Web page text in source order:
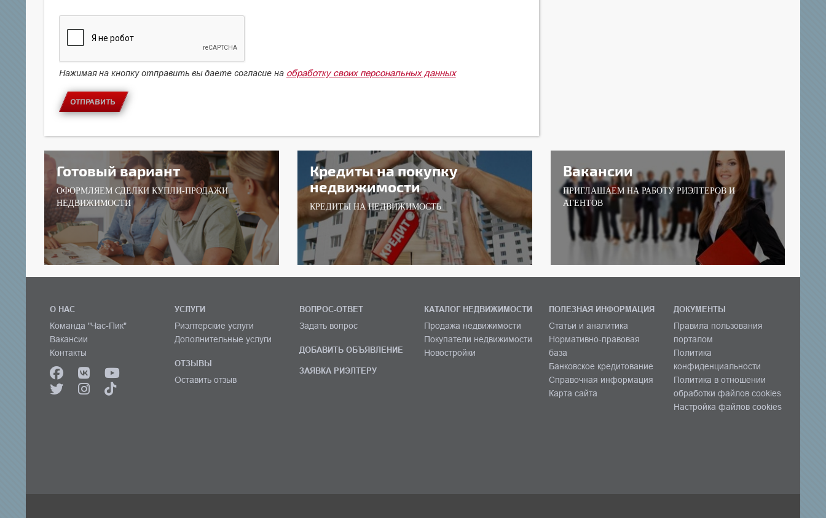
Нажимая на кнопку отправить вы даете согласие на обработку своих персональных данных
ОТПРАВИТЬ
Готовый вариант
ОФОРМЛЯЕМ СДЕЛКИ КУПЛИ-ПРОДАЖИ
НЕДВИЖИМОСТИ
Кредиты на покупку
недвижимости
КРЕДИТЫ НА НЕДВИЖИМОСТЬ
Вакансии
ПРИГЛАШАЕМ НА РАБОТУ РИЭЛТЕРОВ И
АГЕНТОВ
О НАС
Команда "Час-Пик"
Вакансии
Контакты
УСЛУГИ
Риэлтерские услуги
Дополнительные услуги
ОТЗЫВЫ
Оставить отзыв
ВОПРОС-ОТВЕТ
Задать вопрос
ДОБАВИТЬ ОБЪЯВЛЕНИЕ
ЗАЯВКА РИЭЛТЕРУ
КАТАЛОГ НЕДВИЖИМОСТИ
Продажа недвижимости
Покупатели недвижимости
Новостройки
ПОЛЕЗНАЯ ИНФОРМАЦИЯ
Статьи и аналитика
Нормативно-правовая
база
Банковское кредитование
Справочная информация
Карта сайта
ДОКУМЕНТЫ
Правила пользования
порталом
Политика
конфиденциальности
Политика в отношении
обработки файлов cookies
Настройка файлов cookies